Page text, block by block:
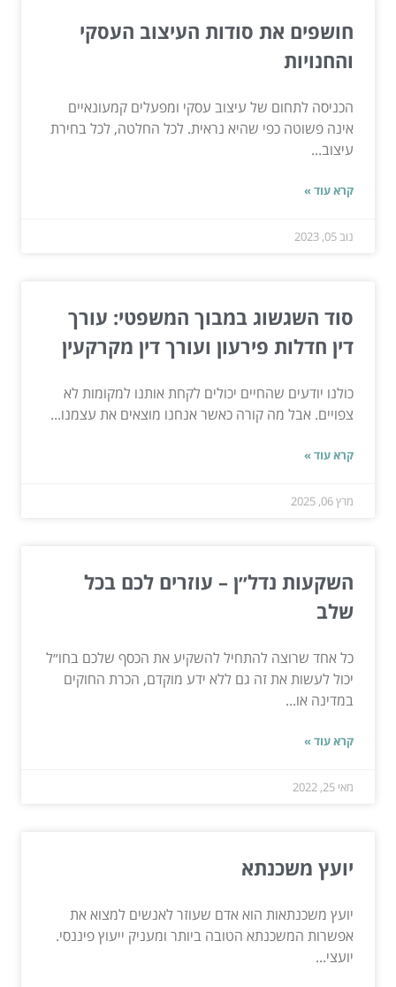
חושפים את סודות העיצוב העסקי
והחנויות
הכניסה לתחום של עיצוב עסקי ומפעלים קמעונאיים
אינה פשוטה כפי שהיא נראית. לכל החלטה, לכל בחירת
עיצוב...
קרא עוד »
נוב 05, 2023
סוד השגשוג במבוך המשפטי: עורך
דין חדלות פירעון ועורך דין מקרקעין
כולנו יודעים שהחיים יכולים לקחת אותנו למקומות לא
צפויים. אבל מה קורה כאשר אנחנו מוצאים את עצמנו...
קרא עוד »
מרץ 06, 2025
השקעות נדל״ן – עוזרים לכם בכל
שלב
כל אחד שרוצה להתחיל להשקיע את הכסף שלכם בחו״ל
יכול לעשות את זה גם ללא ידע מוקדם, הכרת החוקים
במדינה או...
קרא עוד »
מאי 25, 2022
יועץ משכנתא
יועץ משכנתאות הוא אדם שעוזר לאנשים למצוא את
אפשרות המשכנתא הטובה ביותר ומעניק ייעוץ פיננסי.
יועצי...